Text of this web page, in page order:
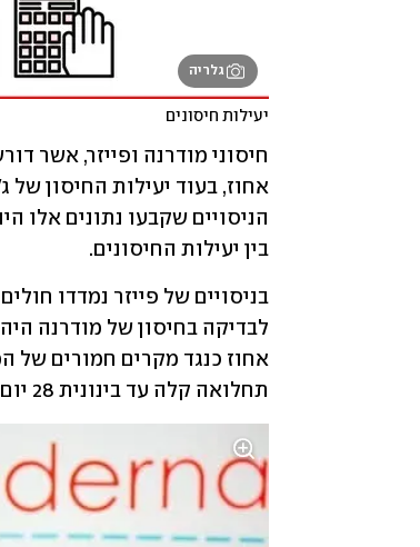
גלריה
יעילות חיסונים
בין יעילות החיסונים.
תחלואה קלה עד בינונית 28 יום לאחר החיסון.